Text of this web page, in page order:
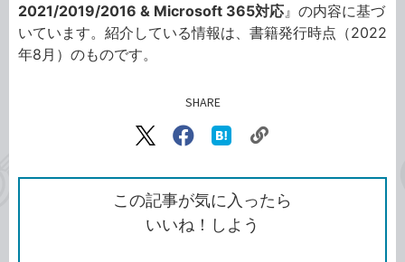
2021/2019/2016 & Microsoft 365対応』の内容に基づ
いています。紹介している情報は、書籍発行時点（2022
年8月）のものです。
SHARE
X（旧
で
シ
ェ
ア
Facebook
シ
ェ
ア
な
ブ
ッ
ク
ク
を
コ
この記事が気に入ったら
いいね！しよう